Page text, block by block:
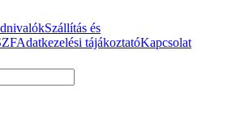
Szállítás és
Adatkezelési tájákoztatóKapcsolat